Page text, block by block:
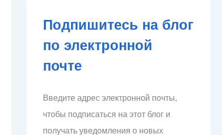
Подпишитесь на блог
по электронной
почте
Введите адрес электронной почты,
чтобы подписаться на этот блог и
получать уведомления о новых